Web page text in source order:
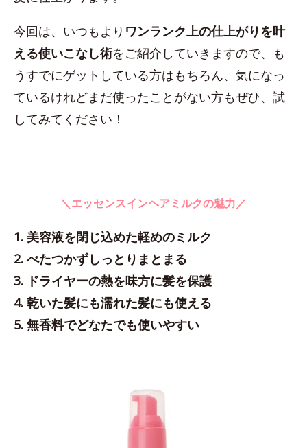
今回は、いつもより ワンランク上の仕上がりを叶
える使いこなし術をご紹介していきますので、も
うすでにゲットしている方はもちろん、気になっ
ているけれどまだ使ったことがない方もぜひ、試
してみてください！
＼エッセンスインヘアミルクの魅力／
1. 美容液を閉じ込めた軽めのミルク
2. べたつかずしっとりまとまる
3. ドライヤーの熱を味方に髪を保護
4. 乾いた髪にも濡れた髪にも使える
5. 無香料でどなたでも使いやすい